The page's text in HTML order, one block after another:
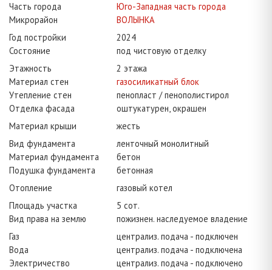
Часть города
Юго-Западная часть города
Микрорайон
ВОЛЫНКА
Год постройки
2024
Состояние
под чистовую отделку
Этажность
2 этажа
Материал стен
газосиликатный блок
Утепление стен
пенопласт / пенополистирол
Отделка фасада
оштукатурен, окрашен
Материал крыши
жесть
Вид фундамента
ленточный монолитный
Материал фундамента
бетон
Подушка фундамента
бетонная
Отопление
газовый котел
Площадь участка
5 сот.
Вид права на землю
пожизнен. наследуемое владение
Газ
централиз. подача - подключен
Вода
централиз. подача - подключена
Электричество
централиз. подача - подключено